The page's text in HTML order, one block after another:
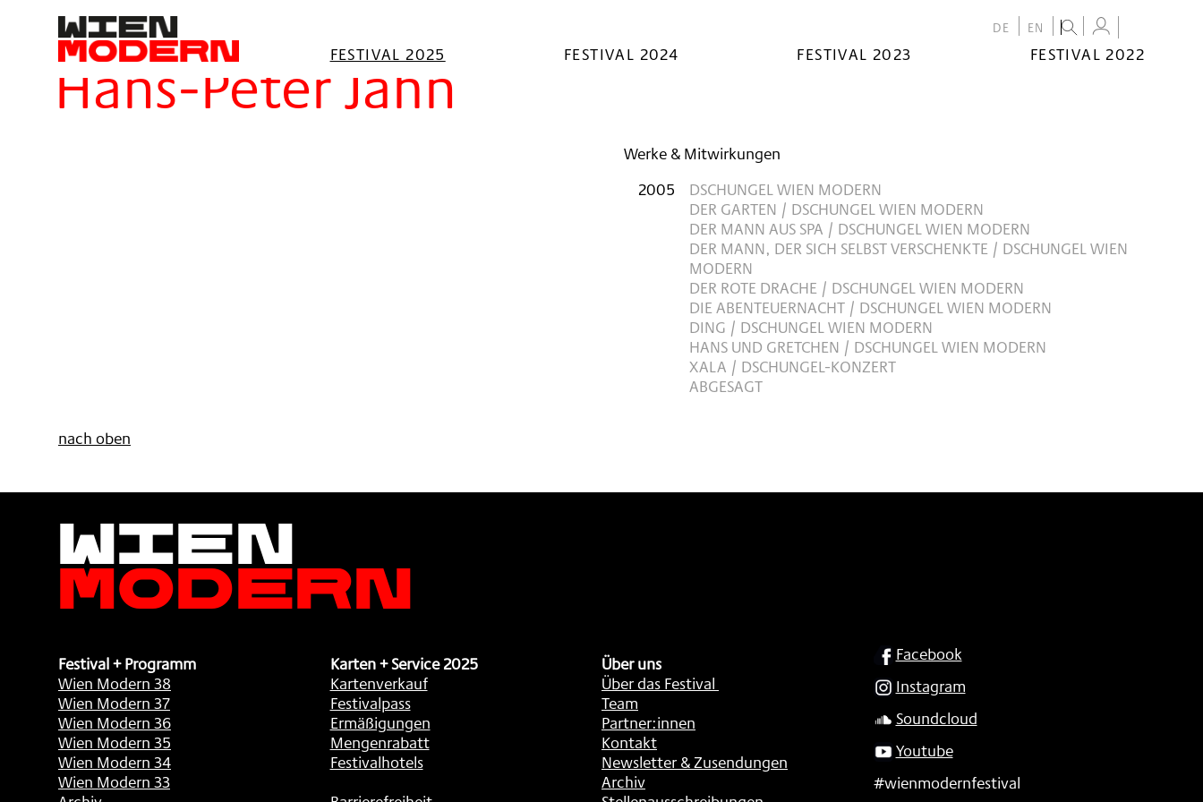
springen
DE EN
FESTIVAL 2025 FESTIVAL 2024 FESTIVAL 2023 FESTIVAL 2022
Filter
Hans-Peter Jahn
Werke & Mitwirkungen
2005
DSCHUNGEL WIEN MODERN
DER GARTEN / DSCHUNGEL WIEN MODERN
DER MANN AUS SPA / DSCHUNGEL WIEN MODERN
DER MANN, DER SICH SELBST VERSCHENKTE / DSCHUNGEL WIEN
MODERN
DER ROTE DRACHE / DSCHUNGEL WIEN MODERN
DIE ABENTEUERNACHT / DSCHUNGEL WIEN MODERN
DING / DSCHUNGEL WIEN MODERN
HANS UND GRETCHEN / DSCHUNGEL WIEN MODERN
XALA / DSCHUNGEL-KONZERT
ABGESAGT
nach oben
Wien
Modern
Festival + Programm
Wien Modern 38
Wien Modern 37
Wien Modern 36
Wien Modern 35
Wien Modern 34
Wien Modern 33
Karten + Service 2025
Kartenverkauf
Festivalpass
Ermäßigungen
Mengenrabatt
Festivalhotels
Über uns
Über das Festival
Team
Partner:innen
Kontakt
Newsletter & Zusendungen
Archiv
SOCIAL
Facebook
Instagram
Soundcloud
Youtube
#wienmodernfestival